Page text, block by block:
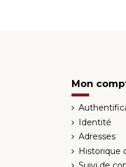
Mon
Identité
Adresses
Historique